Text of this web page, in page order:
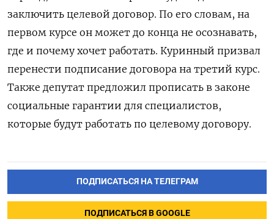
заключить целевой договор. По его словам, на
первом курсе он может до конца не осознавать,
где и почему хочет работать. Куринный призвал
перенести подписание договора на третий курс.
Также депутат предложил прописать в законе
социальные гарантии для специалистов,
которые будут работать по целевому договору.
ПОДПИСАТЬСЯ НА ТЕЛЕГРАМ
ПОДПИСАТЬСЯ В GOOGLE